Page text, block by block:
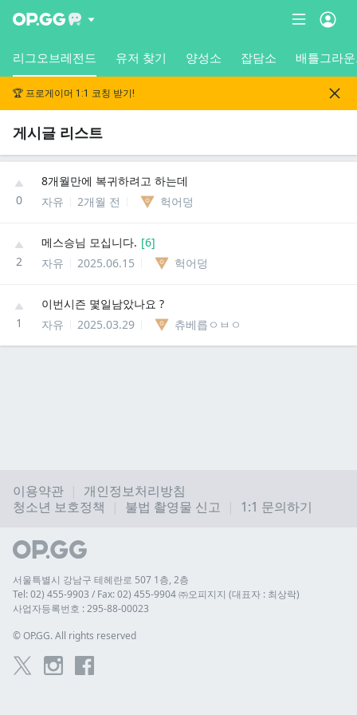
리그오브레전드 유저 찾기 양성소 잡담소 배틀그라
🏆 프로게이머 1:1 코칭 받기!
게시글 리스트
0
8개월만에 복귀하려고 하는데
자유
2개월 전 헉어덩
2
메스승님 모십니다. [6]
자유
2025.06.15 헉어덩
1
이번시즌 몇일남았나요 ?
자유
2025.03.29 츄베릅ㅇㅂㅇ
이용약관
개인정보처리방침
청소년 보호정책
불법 촬영물 신고 1:1 문의하기
서울특별시 강남구 테헤란로 507 1층, 2층
Tel: 02) 455-9903 / Fax: 02) 455-9904 ㈜오피지지 (대표자 : 최상락)
사업자등록번호 : 295-88-00023
© OP.GG. All rights reserved